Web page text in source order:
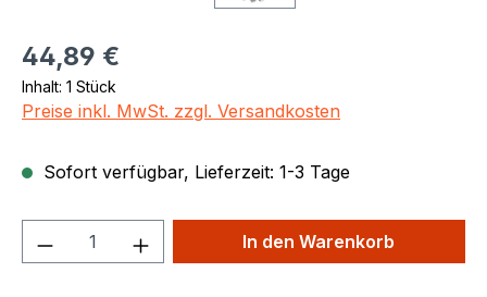
Regulärer Preis:
44,89 €
Inhalt: 1 Stück
Preise inkl. MwSt. zzgl. Versandkosten
Sofort verfügbar, Lieferzeit: 1-3 Tage
Produkt Anzahl: Gib denIn den Warenkorb